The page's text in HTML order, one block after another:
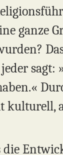
ganze
sagt:
kulturell,
die